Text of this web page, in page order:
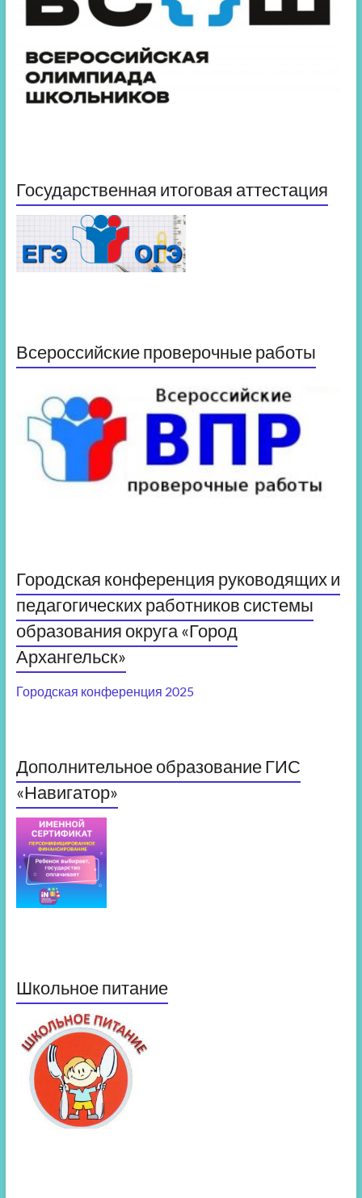
Государственная итоговая аттестация
Всероссийские проверочные работы
Городская конференция руководящих и
педагогических работников системы
образования округа «Город
Архангельск»
Городская конференция 2025
Дополнительное образование ГИС
«Навигатор»
Школьное питание